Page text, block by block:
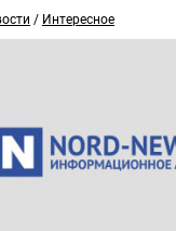
/ Интересное